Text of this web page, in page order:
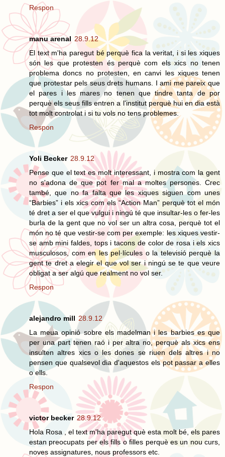
Respon
manu arenal 28.9.12
El text m'ha paregut bé perquè fica la veritat, i si les xiques
són les que protesten és perquè com els xics no tenen
problema doncs no protesten, en canvi les xiques tenen
que protestar pels seus drets humans. I ami me pareix que
el pares i les mares no tenen que tindre tanta de por
perquè els seus fills entren a l'institut perquè hui en dia està
tot molt controlat i si tu vols no tens problemes.
Respon
Yoli Becker 28.9.12
Pense que el text es molt interessant, i mostra com la gent
no s'adona de que pot fer mal a moltes persones. Crec
també, que no fa falta que les xiques siguen com unes
“Barbies” i els xics com els “Action Man” perquè tot el món
té dret a ser el que vulgui i ningú té que insultar-les o fer-les
burla de la gent que no vol ser un altra cosa, perquè tot el
món no té que vestir-se com per exemple: les xiques vestir-
se amb mini faldes, tops i tacons de color de rosa i els xics
musculosos, com en les pel·lícules o la televisió perquè la
gent te dret a elegir el que vol ser i ningú se te que veure
obligat a ser algú que realment no vol ser.
Respon
alejandro mill 28.9.12
La meua opinió sobre els madelman i les barbies es que
per una part tenen raó i per altra no, perquè als xics ens
insulten altres xics o les dones se riuen dels altres i no
pensen que qualsevol dia d'aquestos els pot passar a elles
o ells.
Respon
victor becker 28.9.12
Hola Rosa , el text m'ha paregut què esta molt bé, els pares
estan preocupats per els fills o filles perquè es un nou curs,
noves assignatures, nous professors etc.